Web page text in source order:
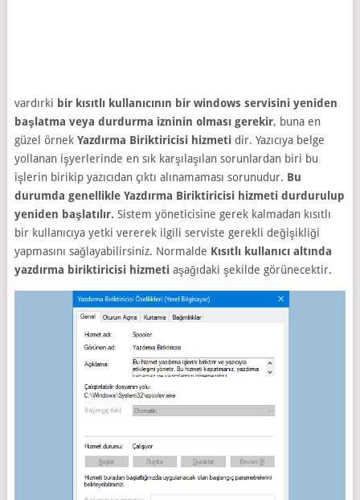
vardırki bir kısıtlı kullanıcının bir windows servisini yeniden
başlatma veya durdurma izninin olması gerekir, buna en
güzel örnek Yazdırma Biriktiricisi hizmetidir. Yazıcıya belge
yollanan işyerlerinde en sık karşılaşılan sorunlardan biri bu
işlerin birikip yazıcıdan çıktı alınamaması sorunudur. Bu
durumda genellikle Yazdırma Biriktiricisi hizmeti durdurulup
yeniden başlatılır. Sistem yöneticisine gerek kalmadan kısıtlı
bir kullanıcıya yetki vererek ilgili serviste gerekli değişikliği
yapmasını sağlayabilirsiniz. Normalde Kısıtlı kullanıcı altında
yazdırma biriktiricisi hizmetiaşağıdaki şekilde görünecektir.